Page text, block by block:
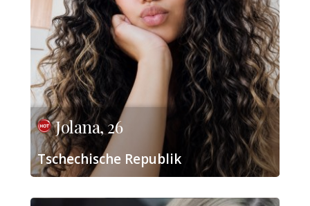
Jolana, 26
Tschechische Republik